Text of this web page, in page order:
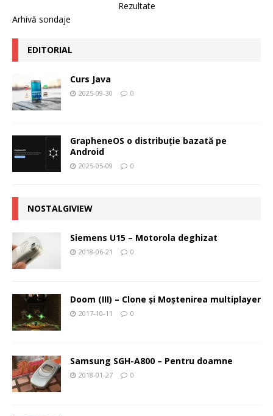
Rezultate
Arhivă sondaje
EDITORIAL
Curs Java
2025-09-30 0
GrapheneOS o distribuție bazată pe
Android
2025-05-09 0
NOSTALGIVIEW
Siemens U15 – Motorola deghizat
2018-06-21 0
Doom (III) – Clone şi Moştenirea multiplayer
2017-10-11 0
Samsung SGH-A800 – Pentru doamne
2018-01-27 0